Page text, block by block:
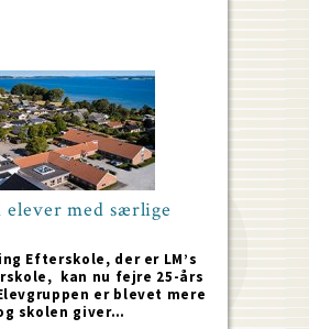
elever med særlige
Efterskole, der er LM’s
kan nu fejre 25-års
er blevet mere
skolen giver…